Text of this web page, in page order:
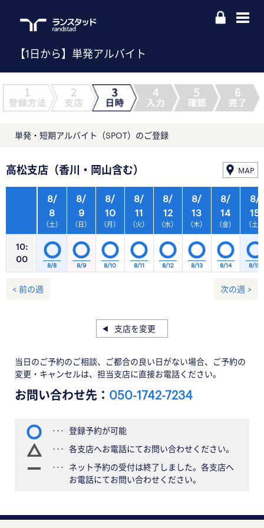
【1日から】単発アルバイト
単発・短期アルバイト（SPOT）のご登録
高松支店（香川・岡山含む） MAP
10:
00
8/
8
（土）
8/
9
（日）
8/
10
（月）
8/
11
（火）
8/
12
（水）
8/
13
（木）
8/
14
（金）
8/8 8/9 8/10 8/11 8/12 8/13 8/14
8/
15
（土）
8/15
< 前の週 次の週 >
支店を変更
当日のご予約のご相談、ご都合の良い日がない場合、ご予約の
変更・キャンセルは、担当支店に直接お電話ください。
お問い合わせ先： 050-1742-7234
登録予約が可能
各支店へお電話にてお問い合わせください。
ネット予約の受付は終了しました。各支店へ
お電話にてお問い合わせください。